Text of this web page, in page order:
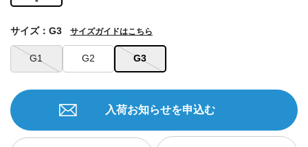
G1 G2 G3
サイズ：G3 サイズガイドはこちら
入荷お知らせを申込む